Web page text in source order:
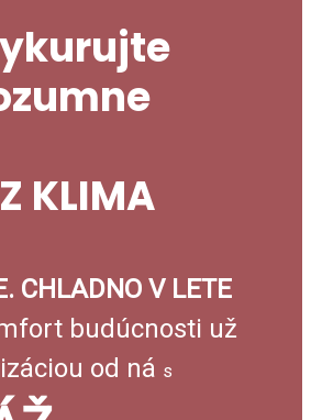
KLIMA
CHLADNO V LETE
budúcnosti už
od ná s